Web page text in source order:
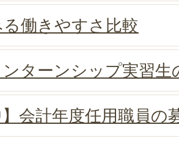
働きやすさ比較
ターンシップ実習生
】会計年度任用職員の